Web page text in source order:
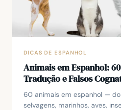
DICAS DE ESPANHOL
Animais em Espanhol:
Tradução e Falsos
60 animais em espanhol —
selvagens, marinhos, aves,